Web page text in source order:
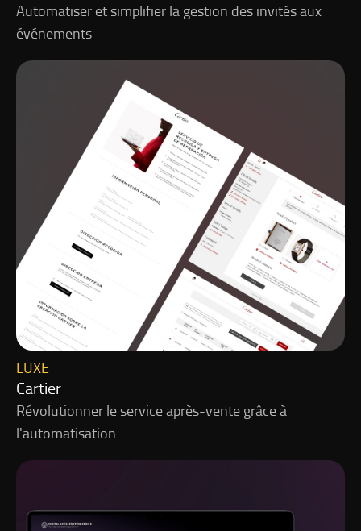
Automatiser et simplifier la gestion des invités aux
événements
Cartier
LUXE
Révolutionner le service après-vente grâce à
l'automatisation